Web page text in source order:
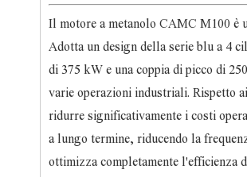
Il motore a metanolo CAMC M100 è
Adotta un design della serie blu a 4
di 375 kW e una coppia di picco di
varie operazioni industriali. Rispetto
ridurre significativamente i costi
a lungo termine, riducendo la
ottimizza completamente l'efficienza